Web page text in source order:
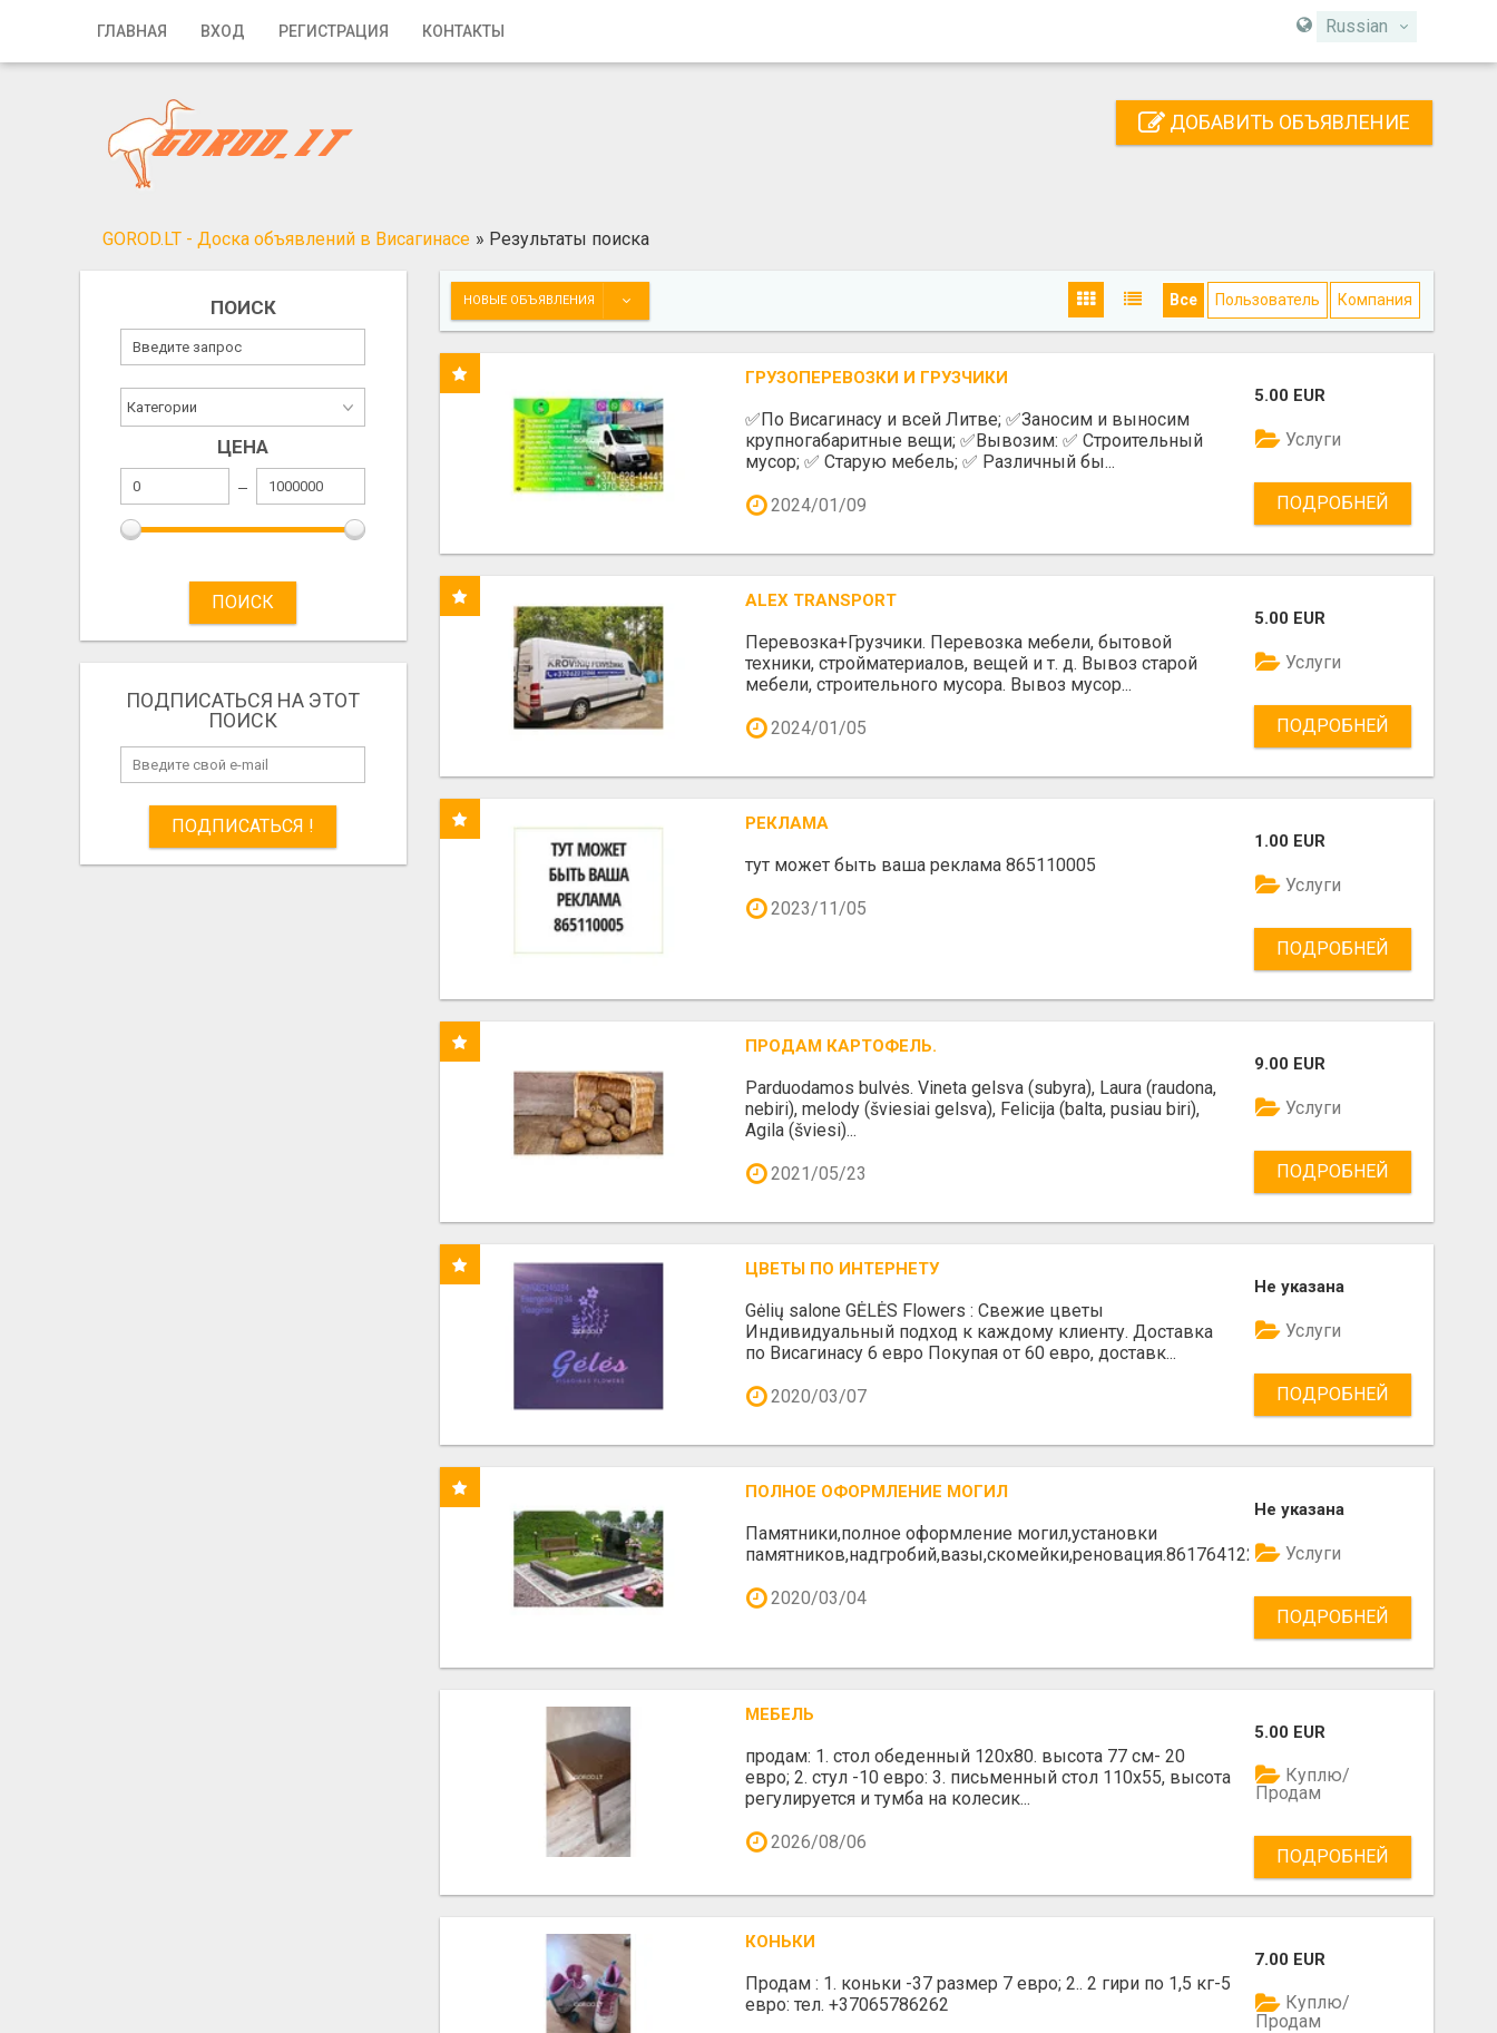
ГЛАВНАЯ ВХОД РЕГИСТРАЦИЯ КОНТАКТЫ Russian
Главная
Регистрация
Добавить объявление
ДОБАВИТЬ ОБЪЯВЛЕНИЕ
GOROD.LT - Доска объявлений в Висагинасе » Результаты поиска
ПОИСК
ЦЕНА
ПОИСК
ПОДПИСАТЬСЯ НА ЭТОТ
ПОИСК
ПОДПИСАТЬСЯ !
НОВЫЕ ОБЪЯВЛЕНИЯ Все Пользователь Компания
ГРУЗОПЕРЕВОЗКИ И ГРУЗЧИКИ
✅️По Висагинасу и всей Литве; ✅️Заносим и выносим
крупногабаритные вещи; ✅️Вывозим: ✅️ Строительный
мусор; ✅️ Старую мебель; ✅️ Различный бы...
2024/01/09
5.00 EUR
Услуги
ПОДРОБНЕЙ
ALEX TRANSPORT
Перевозка+Грузчики. Перевозка мебели, бытовой
техники, стройматериалов, вещей и т. д. Вывоз старой
мебели, строительного мусора. Вывоз мусор...
2024/01/05
5.00 EUR
Услуги
ПОДРОБНЕЙ
РЕКЛАМА
тут может быть ваша реклама 865110005
2023/11/05
1.00 EUR
Услуги
ПОДРОБНЕЙ
ПРОДАМ КАРТОФЕЛЬ.
Parduodamos bulvės. Vineta gelsva (subyra), Laura (raudona,
nebiri), melody (šviesiai gelsva), Felicija (balta, pusiau biri),
Agila (šviesi)...
2021/05/23
9.00 EUR
Услуги
ПОДРОБНЕЙ
ЦВЕТЫ ПО ИНТЕРНЕТУ
Gėlių salone GĖLĖS Flowers : Свежие цветы
Индивидуальный подход к каждому клиенту. Доставка
по Висагинасу 6 евро Покупая от 60 евро, доставк...
2020/03/07
Не указана
Услуги
ПОДРОБНЕЙ
ПОЛНОЕ ОФОРМЛЕНИЕ МОГИЛ
Памятники,полное оформление могил,установки
памятников,надгробий,вазы,скомейки,реновация.861764122
2020/03/04
Не указана
Услуги
ПОДРОБНЕЙ
МЕБЕЛЬ
продам: 1. стол обеденный 120х80. высота 77 см- 20
евро; 2. стул -10 евро: 3. письменный стол 110х55, высота
регулируется и тумба на колесик...
2026/08/06
5.00 EUR
Куплю/
Продам
ПОДРОБНЕЙ
КОНЬКИ
Продам : 1. коньки -37 размер 7 евро; 2.. 2 гири по 1,5 кг-5
евро: тел. +37065786262
7.00 EUR
Куплю/
Продам